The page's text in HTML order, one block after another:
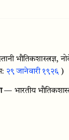
भौतिकशास्त्रज्ञ,
२९ जानेवारी १९२६ )
— भारतीय